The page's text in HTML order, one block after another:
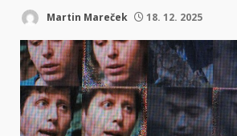
Martin Mareček 18. 12. 2025